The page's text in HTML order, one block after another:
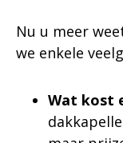
Nu u meer
we enkele
Wat kost